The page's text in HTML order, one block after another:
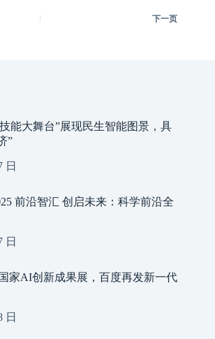
下一页
能大舞台”展现民生智能图景，具
”
日
前沿智汇 创启未来：科学前沿全
日
家AI创新成果展，百度再发新一代
日